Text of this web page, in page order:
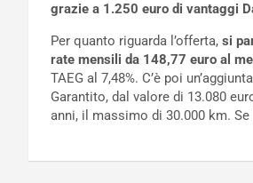
grazie a 1.250 euro di vantaggi
Per quanto riguarda l’offerta, si
rate mensili da 148,77 euro al
TAEG al 7,48%. C’è poi
Garantito, dal valore di 13.080
anni, il massimo di 30.000 km.